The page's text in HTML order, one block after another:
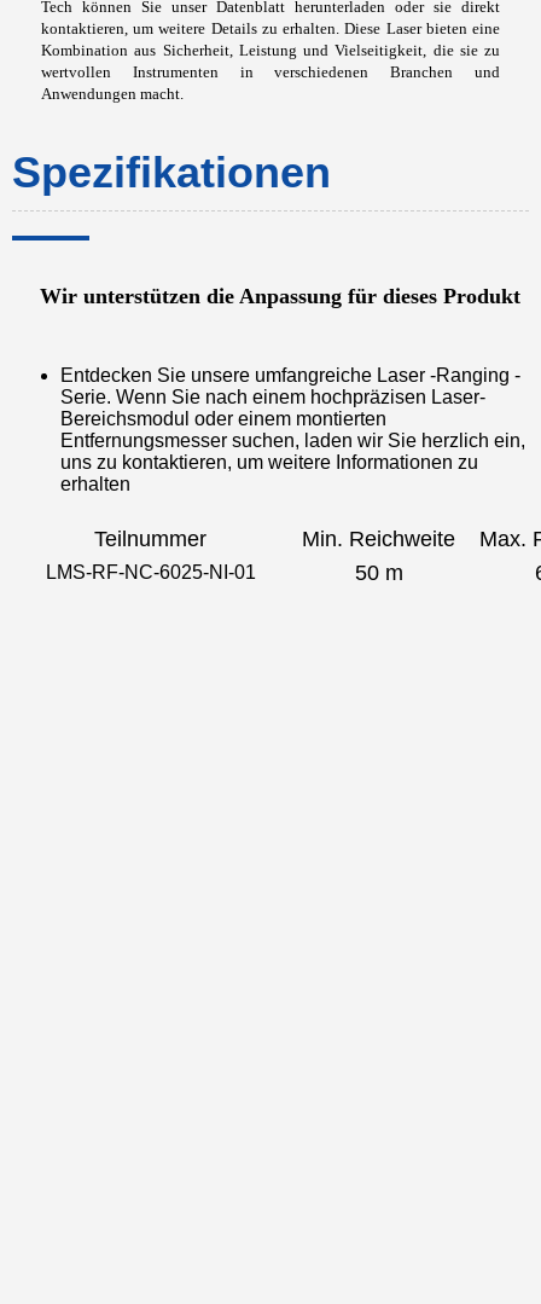
Tech können Sie unser Datenblatt herunterladen oder sie direkt
kontaktieren, um weitere Details zu erhalten. Diese Laser bieten eine
Kombination aus Sicherheit, Leistung und Vielseitigkeit, die sie zu
wertvollen Instrumenten in verschiedenen Branchen und
Anwendungen macht.
Spezifikationen
Wir unterstützen die Anpassung für dieses Produkt
Entdecken Sie unsere umfangreiche Laser -Ranging -
Serie. Wenn Sie nach einem hochpräzisen Laser-
Bereichsmodul oder einem montierten
Entfernungsmesser suchen, laden wir Sie herzlich ein,
uns zu kontaktieren, um weitere Informationen zu
erhalten
Teilnummer Min. Reichweite Max.
LMS-RF-NC-6025-NI-01 50 m